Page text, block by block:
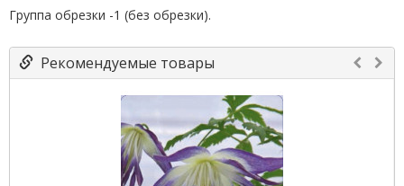
Группа обрезки -1 (без обрезки).
Рекомендуемые товары